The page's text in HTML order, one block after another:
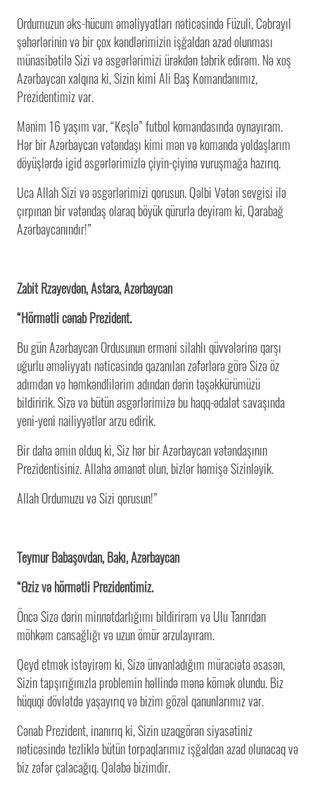
Ordumuzun əks-hücum əməliyyatları nəticəsində Füzuli, Cəbrayıl
şəhərlərinin və bir çox kəndlərimizin işğaldan azad olunması
münasibətilə Sizi və əsgərlərimizi ürəkdən təbrik edirəm. Nə xoş
Azərbaycan xalqına ki, Sizin kimi Ali Baş Komandanımız,
Prezidentimiz var.
Mənim 16 yaşım var, “Keşlə” futbol komandasında oynayıram.
Hər bir Azərbaycan vətəndaşı kimi mən və komanda yoldaşlarım
döyüşlərdə igid əsgərlərimizlə çiyin-çiyinə vuruşmağa hazırıq.
Uca Allah Sizi və əsgərlərimizi qorusun. Qəlbi Vətən sevgisi ilə
çırpınan bir vətəndaş olaraq böyük qürurla deyirəm ki, Qarabağ
Azərbaycanındır!”
Zabit Rzayevdən, Astara, Azərbaycan
“Hörmətli cənab Prezident.
Bu gün Azərbaycan Ordusunun erməni silahlı qüvvələrinə qarşı
uğurlu əməliyyatı nəticəsində qazanılan zəfərlərə görə Sizə öz
adımdan və həmkəndlilərim adından dərin təşəkkürümüzü
bildiririk. Sizə və bütün əsgərlərimizə bu haqq-ədalət savaşında
yeni-yeni nailiyyətlər arzu edirik.
Bir daha əmin olduq ki, Siz hər bir Azərbaycan vətəndaşının
Prezidentisiniz. Allaha əmanət olun, bizlər həmişə Sizinləyik.
Allah Ordumuzu və Sizi qorusun!”
Teymur Babaşovdan, Bakı, Azərbaycan
“Əziz və hörmətli Prezidentimiz.
Öncə Sizə dərin minnətdarlığımı bildirirəm və Ulu Tanrıdan
möhkəm cansağlığı və uzun ömür arzulayıram.
Qeyd etmək istəyirəm ki, Sizə ünvanladığım müraciətə əsasən,
Sizin tapşırığınızla problemin həllində mənə kömək olundu. Biz
hüquqi dövlətdə yaşayırıq və bizim gözəl qanunlarımız var.
Cənab Prezident, inanırıq ki, Sizin uzaqgörən siyasətiniz
nəticəsində tezliklə bütün torpaqlarımız işğaldan azad olunacaq və
biz zəfər çalacağıq. Qələbə bizimdir.